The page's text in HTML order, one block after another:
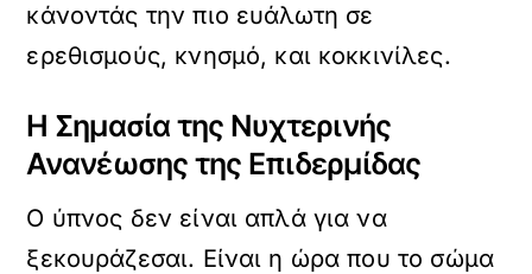
κάνοντάς την πιο ευάλωτη σε
ερεθισμούς, κνησμό, και κοκκινίλες.
Η Σημασία της Νυχτερινής
Ανανέωσης της Επιδερμίδας
Ο ύπνος δεν είναι απλά για να
ξεκουράζεσαι. Είναι η ώρα που το σώμα